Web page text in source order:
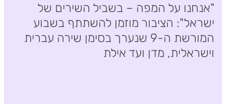
"אנחנו על המפה – בשביל השירים של
ישראל": הציבור מוזמן להשתתף בשבוע
המורשת ה-9 שנערך בסימן שירה עברית
וישראלית, מדן ועד אילת